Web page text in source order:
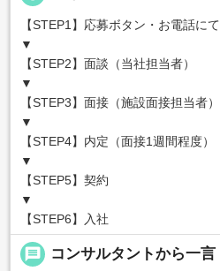
【STEP1】応募ボタン・お電話に
▼
【STEP2】面談（当社担当者）
▼
【STEP3】面接（施設面接担当者）
▼
【STEP4】内定（面接1週間程度）
▼
【STEP5】契約
▼
【STEP6】入社
message コンサルタントから一言